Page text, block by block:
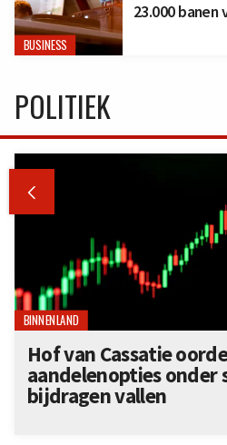
BUSINESS
23.000 banen
POLITIEK

BINNENLAND
Hof van Cassatie
aandelenopties onder
bijdragen vallen